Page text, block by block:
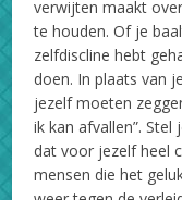
verwijten maakt
te houden. Of je
zelfdiscline hebt
doen. In plaats van
jezelf moeten
ik kan afvallen”.
dat voor jezelf heel
mensen die het